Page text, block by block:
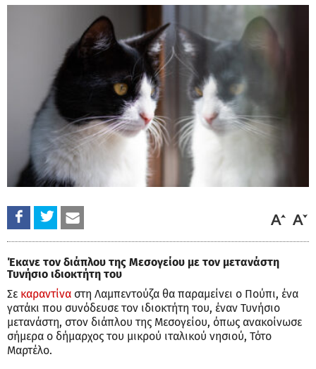
Έκανε τον διάπλου της Μεσογείου με τον μετανάστη
Τυνήσιο ιδιοκτήτη του
Σε καραντίνα στη Λαμπεντούζα θα παραμείνει ο Πούπι, ένα
γατάκι που συνόδευσε τον ιδιοκτήτη του, έναν Τυνήσιο
μετανάστη, στον διάπλου της Μεσογείου, όπως ανακοίνωσε
σήμερα ο δήμαρχος του μικρού ιταλικού νησιού, Τότο
Μαρτέλο.